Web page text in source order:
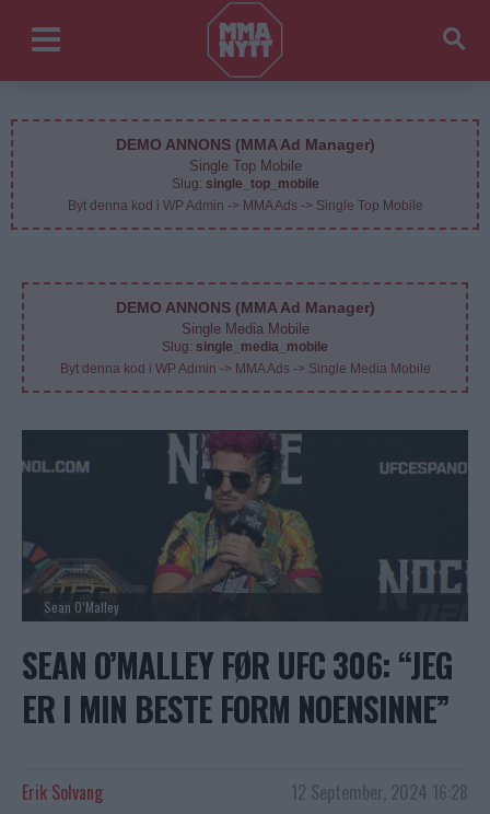
DEMO ANNONS (MMA Ad Manager)
Single Top Mobile
Slug: single_top_mobile
Byt denna kod i WP Admin -> MMA Ads -> Single Top Mobile
DEMO ANNONS (MMA Ad Manager)
Single Media Mobile
Slug: single_media_mobile
Byt denna kod i WP Admin -> MMA Ads -> Single Media Mobile
Sean O’Malley
SEAN O’MALLEY FØR UFC 306: “JEG
ER I MIN BESTE FORM NOENSINNE”
12 September, 2024 16:28
Erik Solvang